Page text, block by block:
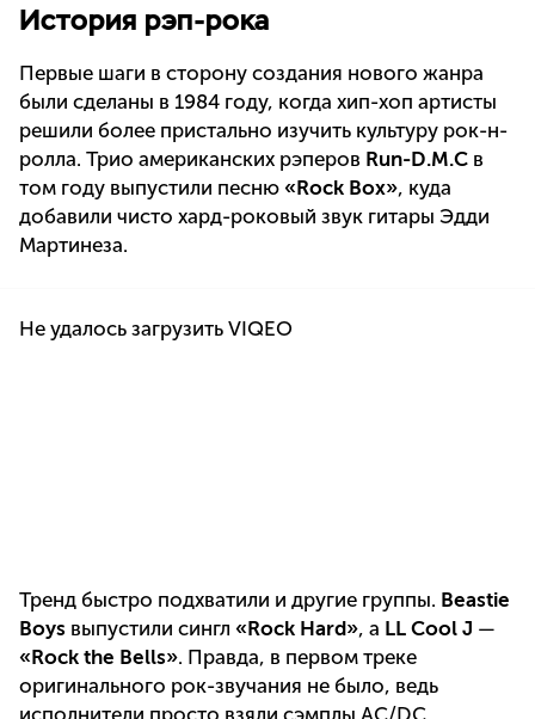
История рэп-рока
Первые шаги в сторону создания нового жанра
были сделаны в 1984 году, когда хип-хоп артисты
решили более пристально изучить культуру рок-н-
ролла. Трио американских рэперов Run-D.M.C в
том году выпустили песню «Rock Box», куда
добавили чисто хард-роковый звук гитары Эдди
Мартинеза.
Не удалось загрузить VIQEO
Тренд быстро подхватили и другие группы. Beastie
Boys выпустили сингл «Rock Hard», а LL Cool J —
«Rock the Bells». Правда, в первом треке
оригинального рок-звучания не было, ведь